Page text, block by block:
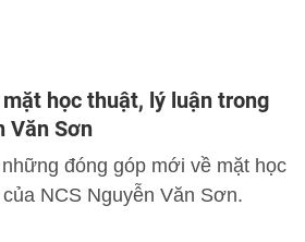
học thuật, lý luận trong
Văn Sơn
đóng góp mới về mặt học
NCS Nguyễn Văn Sơn.